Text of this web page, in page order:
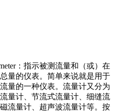
：指示被测流量和（或）在
量的仪表。简单来说就是用于
量的一种仪表。流量计又分为
量计、节流式流量计、细缝流
流量计、超声波流量计等。按